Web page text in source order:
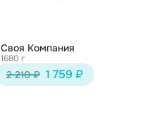
Своя Компания
1680 г
2 210 ₽ 1 759 ₽